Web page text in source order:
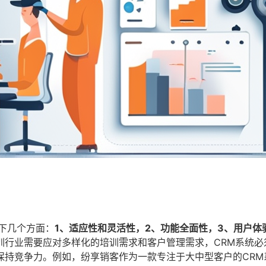
个方面： 1、适应性和灵活性，2、功能全面性，3、用户体
行业需要应对多样化的培训需求和客户管理需求，CRM系统
竞争力。例如，纷享销客作为一款专注于大中型客户的